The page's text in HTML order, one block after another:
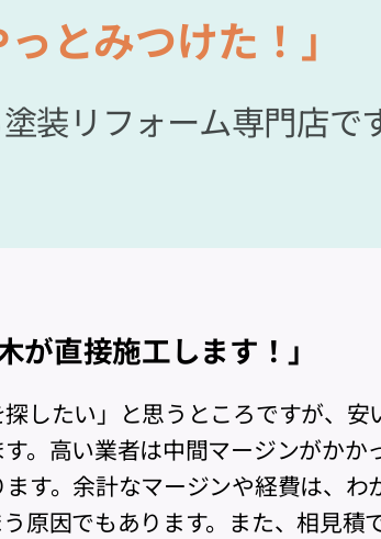
っとみつけた！」
装リフォーム専門店で
が直接施工します！」
したい」と思うところですが、安
。高い業者は中間マージンがかか
す。余計なマージンや経費は、わ
原因でもあります。また、相見積